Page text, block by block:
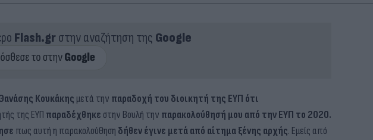
Flash.grστην αναζήτηση της Google
Κουκάκης μετά την παραδοχή του διοικητή της ΕΥΠ ότι
της ΕΥΠ παραδέχθηκε στην Βουλή την παρακολούθησή μου από την ΕΥΠ το 2020.
πως αυτή η παρακολούθηση δήθεν έγινε μετά από αίτημα ξένης αρχής. Εμείς από